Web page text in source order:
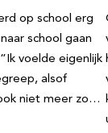
op school erg
school gaan
voelde eigenlijk
alsof
niet meer zo…